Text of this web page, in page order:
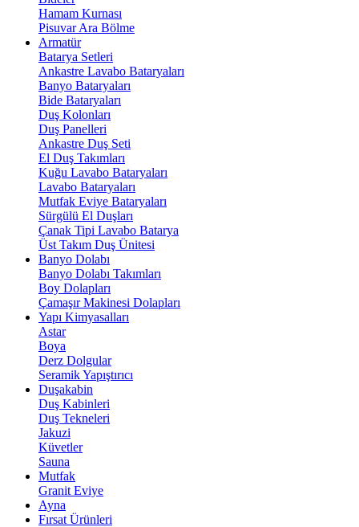
Hamam Kurnası
Pisuvar Ara Bölme
Armatür
Batarya Setleri
Ankastre Lavabo Bataryaları
Banyo Bataryaları
Bide Bataryaları
Duş Kolonları
Duş Panelleri
Ankastre Duş Seti
El Duş Takımları
Kuğu Lavabo Bataryaları
Lavabo Bataryaları
Mutfak Eviye Bataryaları
Sürgülü El Duşları
Çanak Tipi Lavabo Batarya
Üst Takım Duş Ünitesi
Banyo Dolabı
Banyo Dolabı Takımları
Boy Dolapları
Çamaşır Makinesi Dolapları
Yapı Kimyasalları
Astar
Boya
Derz Dolgular
Seramik Yapıştırıcı
Duşakabin
Duş Kabinleri
Duş Tekneleri
Jakuzi
Küvetler
Sauna
Mutfak
Granit Eviye
Ayna
Fırsat Ürünleri